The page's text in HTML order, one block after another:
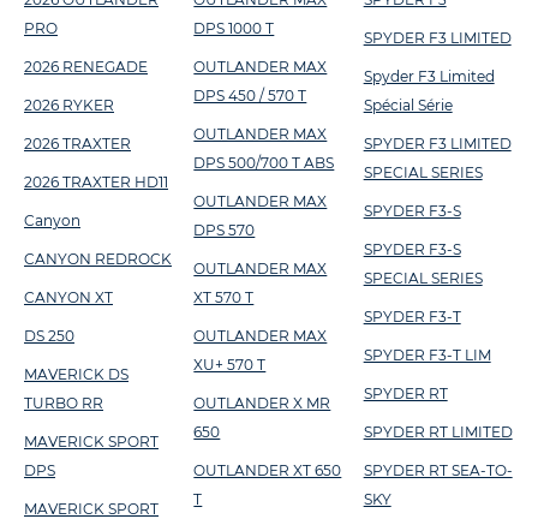
PRO
2026 RENEGADE
2026 RYKER
2026 TRAXTER
2026 TRAXTER HD11
Canyon
CANYON REDROCK
CANYON XT
DS 250
MAVERICK DS
TURBO RR
MAVERICK SPORT
DPS
MAVERICK SPORT
DPS 1000 T
OUTLANDER MAX
DPS 450 / 570 T
OUTLANDER MAX
DPS 500/700 T ABS
OUTLANDER MAX
DPS 570
OUTLANDER MAX
XT 570 T
OUTLANDER MAX
XU+ 570 T
OUTLANDER X MR
650
OUTLANDER XT 650
T
SPYDER F3 LIMITED
Spyder F3 Limited
Spécial Série
SPYDER F3 LIMITED
SPECIAL SERIES
SPYDER F3-S
SPYDER F3-S
SPECIAL SERIES
SPYDER F3-T
SPYDER F3-T LIM
SPYDER RT
SPYDER RT LIMITED
SPYDER RT SEA-TO-
SKY